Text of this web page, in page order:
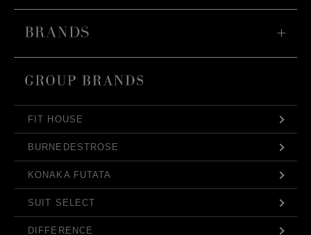
FIT HOUSE
BURNEDESTROSE
KONAKA FUTATA
SUIT SELECT
DIFFERENCE